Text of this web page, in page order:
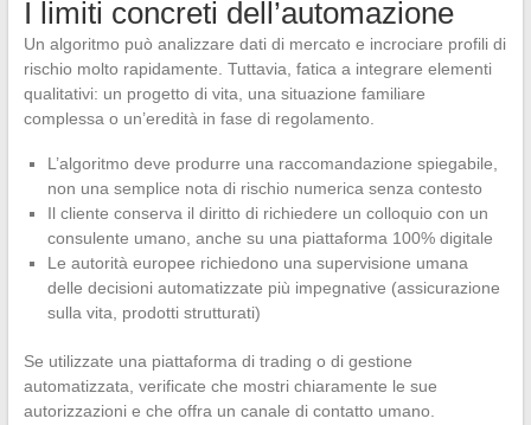
I limiti concreti dell’automazione
Un algoritmo può analizzare dati di mercato e incrociare profili di
rischio molto rapidamente. Tuttavia, fatica a integrare elementi
qualitativi: un progetto di vita, una situazione familiare
complessa o un’eredità in fase di regolamento.
L’algoritmo deve produrre una raccomandazione spiegabile,
non una semplice nota di rischio numerica senza contesto
Il cliente conserva il diritto di richiedere un colloquio con un
consulente umano, anche su una piattaforma 100% digitale
Le autorità europee richiedono una supervisione umana
delle decisioni automatizzate più impegnative (assicurazione
sulla vita, prodotti strutturati)
Se utilizzate una piattaforma di trading o di gestione
automatizzata, verificate che mostri chiaramente le sue
autorizzazioni e che offra un canale di contatto umano.